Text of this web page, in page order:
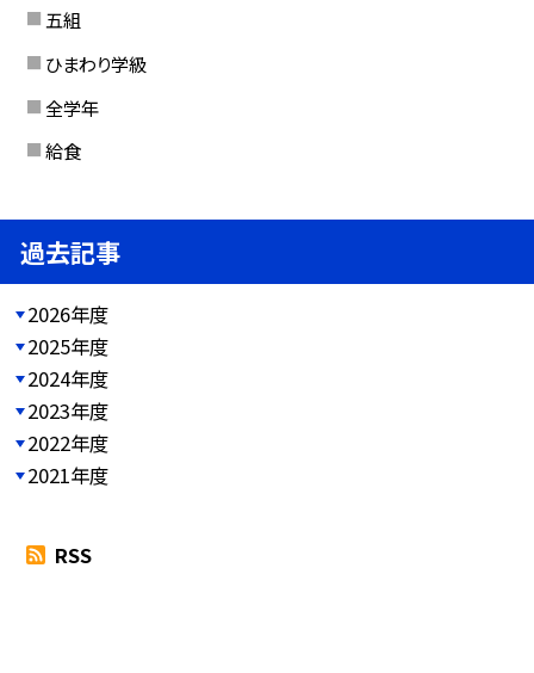
五組
ひまわり学級
全学年
給食
過去記事
2026年度
2025年度
2024年度
2023年度
2022年度
2021年度
RSS